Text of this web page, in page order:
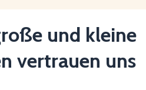
und kleine
vertrauen uns